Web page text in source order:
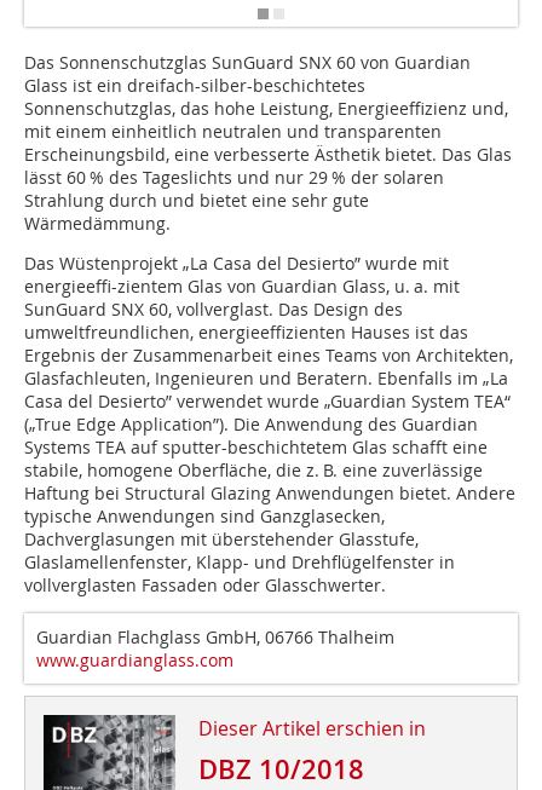
Das Sonnenschutzglas SunGuard SNX 60 von Guardian
Glass ist ein dreifach-silber-beschichtetes
Sonnenschutzglas, das hohe Leistung, Energieeffizienz und,
mit einem einheitlich neutralen und transparenten
Erscheinungsbild, eine verbesserte Ästhetik bietet. Das Glas
lässt 60 % des Tageslichts und nur 29 % der solaren
Strahlung durch und bietet eine sehr gute
Wärmedämmung.
Das Wüstenprojekt „La Casa del Desierto” wurde mit
energieeffi-zientem Glas von Guardian Glass, u. a. mit
SunGuard SNX 60, vollverglast. Das Design des
umweltfreundlichen, energieeffizienten Hauses ist das
Ergebnis der Zusammenarbeit eines Teams von Architekten,
Glasfachleuten, Ingenieuren und Beratern. Ebenfalls im „La
Casa del Desierto” verwendet wurde „Guardian System TEA“
(„True Edge Application”). Die Anwendung des Guardian
Systems TEA auf sputter-beschichtetem Glas schafft eine
stabile, homogene Oberfläche, die z. B. eine zuverlässige
Haftung bei Structural Glazing Anwendungen bietet. Andere
typische Anwendungen sind Ganzglasecken,
Dachverglasungen mit überstehender Glasstufe,
Glaslamellenfens­ter, Klapp- und Drehflügelfenster in
vollverglasten Fassaden oder Glasschwerter.
Guardian Flachglass GmbH, 06766 Thalheim
www.guardianglass.com
Dieser Artikel erschien in
DBZ 10/2018